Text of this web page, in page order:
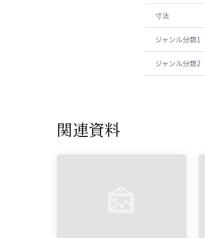
寸法
ジャンル分類1
ジャンル分類2
関連資料